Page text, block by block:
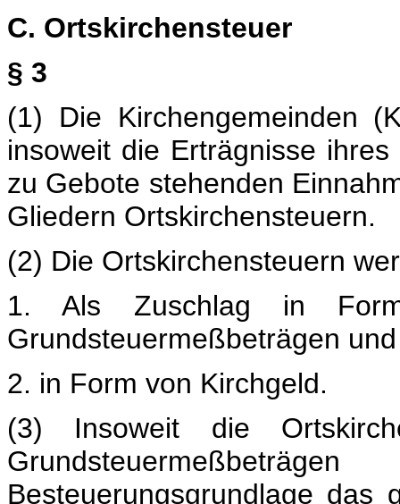
C. Ortskirchensteuer
§ 3
(1) Die Kirchengemeinden
insoweit die Erträgnisse
zu Gebote stehenden
Gliedern Ortskirchensteuern.
(2) Die Ortskirchensteuern
1. Als Zuschlag in
Grundsteuermeßbeträgen und
2. in Form von Kirchgeld.
(3) Insoweit die
Besteuerungsgrundlage das